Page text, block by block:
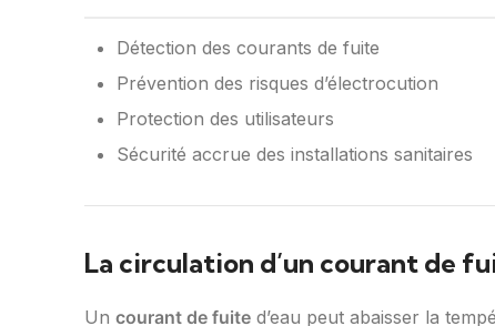
Détection des courants de fuite
Prévention des risques d’électrocution
Protection des utilisateurs
Sécurité accrue des installations sanitaires
La circulation d’un courant de
Un courant de fuite d’eau peut abaisser la